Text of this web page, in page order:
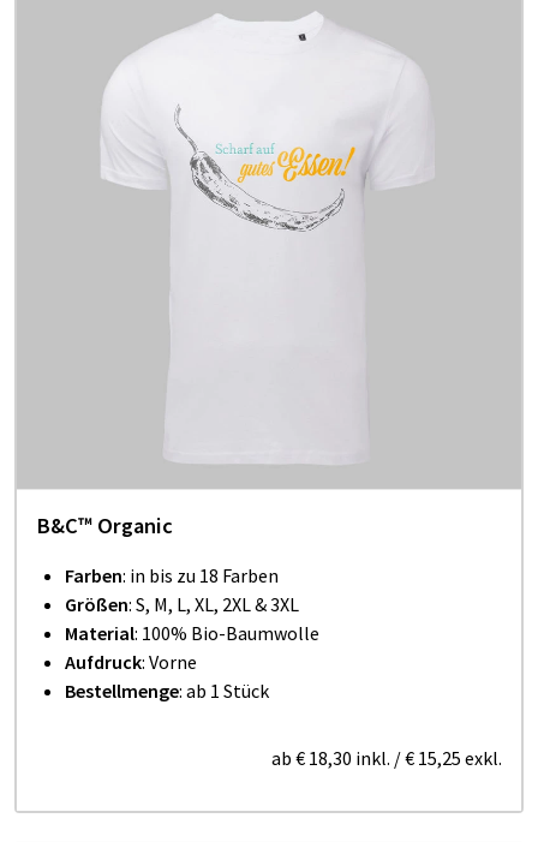
B&C™ Organic
Farben: in bis zu 18 Farben
Größen: S, M, L, XL, 2XL & 3XL
Material: 100% Bio-Baumwolle
Aufdruck: Vorne
Bestellmenge: ab 1 Stück
ab € 18,30 inkl. /€ 15,25 exkl.